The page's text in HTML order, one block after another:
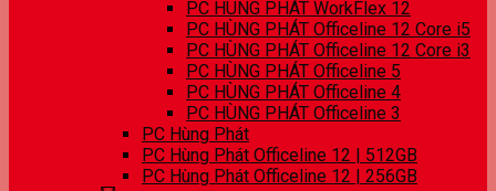
PC HÙNG PHÁT WorkFlex 12
PC HÙNG PHÁT Officeline 12 Core i5
PC HÙNG PHÁT Officeline 12 Core i3
PC HÙNG PHÁT Officeline 5
PC HÙNG PHÁT Officeline 4
PC HÙNG PHÁT Officeline 3
PC Hùng Phát
PC Hùng Phát Officeline 12 | 512GB
PC Hùng Phát Officeline 12 | 256GB